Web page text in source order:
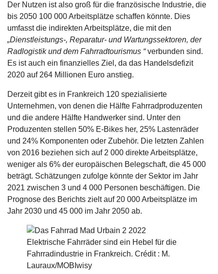
Der Nutzen ist also groß für die französische Industrie, die
bis 2050 100 000 Arbeitsplätze schaffen könnte. Dies
umfasst die indirekten Arbeitsplätze, die mit den
„Dienstleistungs-, Reparatur- und Wartungssektoren, der
Radlogistik und dem Fahrradtourismus “verbunden sind.
Es ist auch ein finanzielles Ziel, da das Handelsdefizit
2020 auf 264 Millionen Euro anstieg.
Derzeit gibt es in Frankreich 120 spezialisierte
Unternehmen, von denen die Hälfte Fahrradproduzenten
und die andere Hälfte Handwerker sind. Unter den
Produzenten stellen 50% E-Bikes her, 25% Lastenräder
und 24% Komponenten oder Zubehör. Die letzten Zahlen
von 2016 beziehen sich auf 2 000 direkte Arbeitsplätze,
weniger als 6% der europäischen Belegschaft, die 45 000
beträgt. Schätzungen zufolge könnte der Sektor im Jahr
2021 zwischen 3 und 4 000 Personen beschäftigen. Die
Prognose des Berichts zielt auf 20 000 Arbeitsplätze im
Jahr 2030 und 45 000 im Jahr 2050 ab.
Elektrische Fahrräder sind ein Hebel für die
Fahrradindustrie in Frankreich. Crédit : M.
Lauraux/MOBIwisy